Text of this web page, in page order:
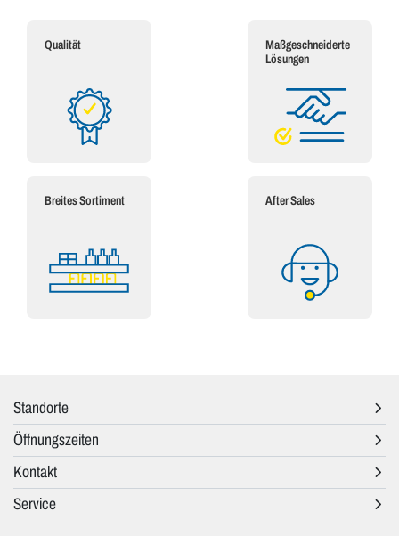
Qualität
Maßgeschneiderte
Lösungen
Breites Sortiment After Sales
Standorte
Öffnungszeiten
Kontakt
Service